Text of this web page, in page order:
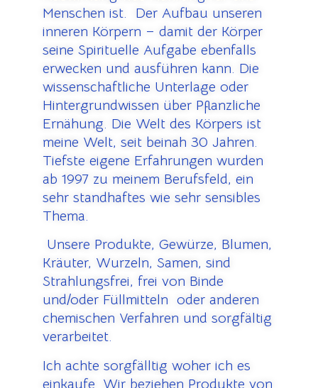
Menschen ist. Der Aufbau unseren
inneren Körpern – damit der Körper
seine Spirituelle Aufgabe ebenfalls
erwecken und ausführen kann. Die
wissenschaftliche Unterlage oder
Hintergrundwissen über Pflanzliche
Ernähung. Die Welt des Körpers ist
meine Welt, seit beinah 30 Jahren.
Tiefste eigene Erfahrungen wurden
ab 1997 zu meinem Berufsfeld, ein
sehr standhaftes wie sehr sensibles
Thema.
Unsere Produkte, Gewürze, Blumen,
Kräuter, Wurzeln, Samen, sind
Strahlungsfrei, frei von Binde
und/oder Füllmitteln oder anderen
chemischen Verfahren und sorgfältig
verarbeitet.
Ich achte sorgfälltig woher ich es
einkaufe. Wir beziehen Produkte von